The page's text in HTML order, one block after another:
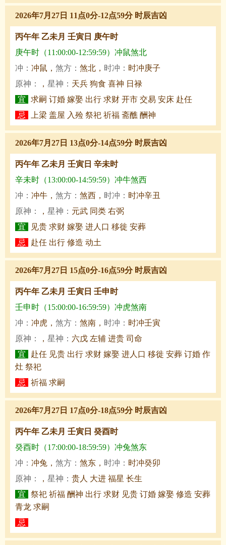
2026年7月27日 11点0分-12点59分 时辰吉凶
丙午年 乙未月 壬寅日 庚午时
庚午时（11:00:00-12:59:59）冲鼠煞北
冲： 冲鼠， 煞方： 煞北， 时冲： 时冲庚子
原神：
， 星神： 天兵 狗食 喜神 日禄
宜
求嗣 订婚 嫁娶 出行 求财 开市 交易 安床 赴任
忌
上梁 盖屋 入殓 祭祀 祈福 斋醮 酬神
2026年7月27日 13点0分-14点59分 时辰吉凶
丙午年 乙未月 壬寅日 辛未时
辛未时（13:00:00-14:59:59）冲牛煞西
冲： 冲牛， 煞方： 煞西， 时冲： 时冲辛丑
原神：
， 星神： 元武 同类 右弼
宜
见贵 求财 嫁娶 进人口 移徙 安葬
忌
赴任 出行 修造 动土
2026年7月27日 15点0分-16点59分 时辰吉凶
丙午年 乙未月 壬寅日 壬申时
壬申时（15:00:00-16:59:59）冲虎煞南
冲： 冲虎， 煞方： 煞南， 时冲： 时冲壬寅
原神：
， 星神： 六戊 左辅 进贵 司命
宜
赴任 见贵 出行 求财 嫁娶 进人口 移徙 安葬 订婚 作
灶 祭祀
忌
祈福 求嗣
2026年7月27日 17点0分-18点59分 时辰吉凶
丙午年 乙未月 壬寅日 癸酉时
癸酉时（17:00:00-18:59:59）冲兔煞东
冲： 冲兔， 煞方： 煞东， 时冲： 时冲癸卯
原神：
， 星神： 贵人 大进 福星 长生
宜
祭祀 祈福 酬神 出行 求财 见贵 订婚 嫁娶 修造 安葬
青龙 求嗣
忌